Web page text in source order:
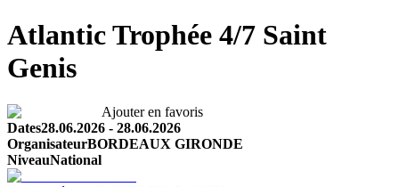
Atlantic Trophée 4/7 Saint
Genis
Ajouter en favoris
Dates28.06.2026 - 28.06.2026
OrganisateurBORDEAUX GIRONDE
NiveauNational